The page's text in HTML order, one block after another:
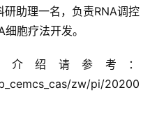
助理一名，负责RNA调控
胞疗法开发。
绍请参考：
zw/pi/20200